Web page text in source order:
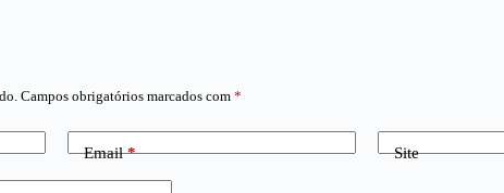
Campos obrigatórios marcados com *
Email* Site